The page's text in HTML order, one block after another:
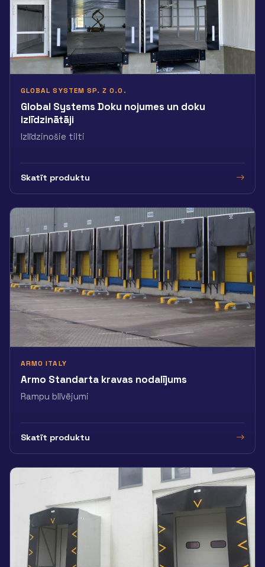
GLOBAL SYSTEM SP. Z O.O.
Global Systems Doku nojumes un doku
izlīdzinātāji
Izlīdzinošie tilti
Skatīt produktu
ARMO ITALY
Armo Standarta kravas nodalījums
Rampu blīvējumi
Skatīt produktu